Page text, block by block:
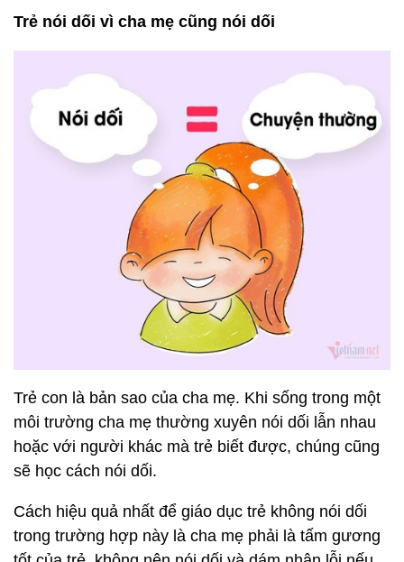
Trẻ nói dối vì cha mẹ cũng nói dối
Trẻ con là bản sao của cha mẹ. Khi sống trong một
môi trường cha mẹ thường xuyên nói dối lẫn nhau
hoặc với người khác mà trẻ biết được, chúng cũng
sẽ học cách nói dối.
Cách hiệu quả nhất để giáo dục trẻ không nói dối
trong trường hợp này là cha mẹ phải là tấm gương